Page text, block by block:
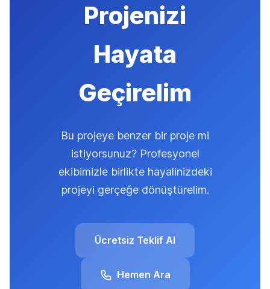
Projenizi
Hayata
Geçirelim
Bu projeye benzer bir proje mi
istiyorsunuz? Profesyonel
ekibimizle birlikte hayalinizdeki
projeyi gerçeğe dönüştürelim.
Ücretsiz Teklif Al
Hemen Ara